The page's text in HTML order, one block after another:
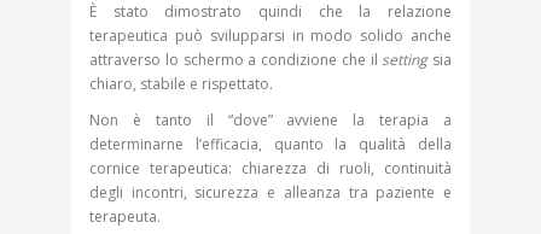
È stato dimostrato quindi che la relazione
terapeutica può svilupparsi in modo solido anche
attraverso lo schermo a condizione che ilsetting sia
chiaro, stabile e rispettato.
Non è tanto il “dove” avviene la terapia a
determinarne l’efficacia, quanto la qualità della
cornice terapeutica: chiarezza di ruoli, continuità
degli incontri, sicurezza e alleanza tra paziente e
terapeuta.